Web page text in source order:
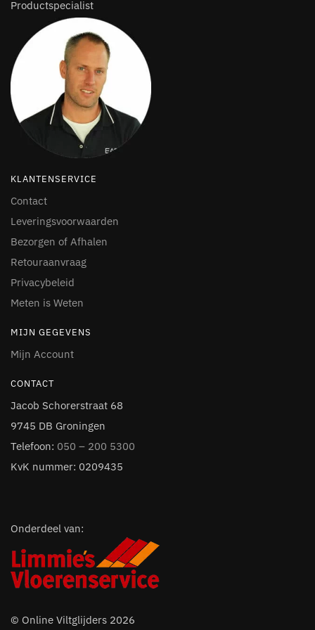
Productspecialist
KLANTENSERVICE
Contact
Leveringsvoorwaarden
Bezorgen of Afhalen
Retouraanvraag
Privacybeleid
Meten is Weten
MIJN GEGEVENS
Mijn Account
CONTACT
Jacob Schorerstraat 68
9745 DB Groningen
Telefoon: 050 – 200 5300
KvK nummer: 0209435
Onderdeel van:
© Online Viltglijders 2026